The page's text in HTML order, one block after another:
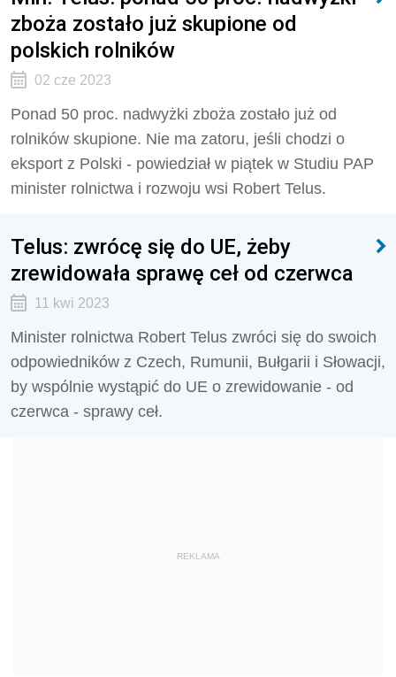
zboża zostało już skupione od
polskich rolników
02 cze 2023
Ponad 50 proc. nadwyżki zboża zostało już od
rolników skupione. Nie ma zatoru, jeśli chodzi o
eksport z Polski - powiedział w piątek w Studiu PAP
minister rolnictwa i rozwoju wsi Robert Telus.
Telus: zwrócę się do UE, żeby
zrewidowała sprawę ceł od czerwca
11 kwi 2023
Minister rolnictwa Robert Telus zwróci się do swoich
odpowiedników z Czech, Rumunii, Bułgarii i Słowacji,
by wspólnie wystąpić do UE o zrewidowanie - od
czerwca - sprawy ceł.
REKLAMA